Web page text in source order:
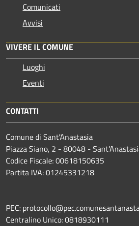
Comunicati
Avvisi
VIVERE IL COMUNE
Luoghi
Eventi
CONTATTI
Comune di Sant'Anastasia
Piazza Siano, 2 - 80048 -
Codice Fiscale: 00618150635
Partita IVA: 01245331218
PEC:
Centralino Unico: 0818930111